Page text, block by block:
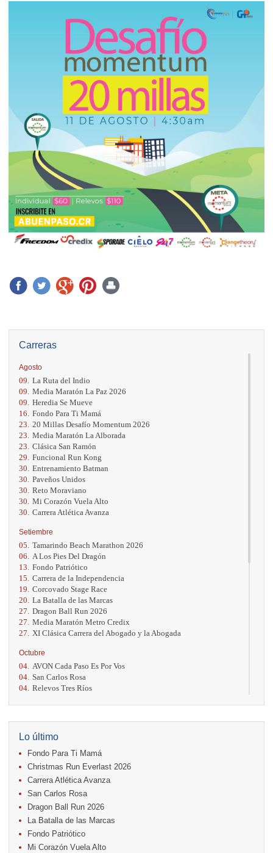
Carreras
Agosto
09. La Ruta del Indio
09. Media Maratón La Paz 2026
09. Heredia Se Mueve
16. Fondo Para Ti Mamá
23. 20 Millas Desafío Momentum 2026
23. Media Maratón La Alborada
23. Clásica San Ramón
29. Funcional Run Kong
30. Entrenamiento Batman
30. Paveños Unidos
30. Reto Moraviano
30. Mi Corazón Vuela Alto
30. Carrera Atlética Avanza
Setiembre
05. Tamarindo Beach Marathon 2026
06.
A Los Pies Del Dragón
13. Fondo Patriótico
15. Carrera de la Independencia
19. Corcovado Stage Race
20. La Batalla de las Marcas
27. Dragon Ball Run 2026
27. Media Maratón Metro Credix
27.
XI Clásica Carrera del Abogado y la Abogada
Octubre
04. AVON Cada Paso Es Por Vos
04. San Carlos Rosa
04. Relevos Tres Ríos
17. Caribe Paradise Run
18.
Casa Turire Trail Run
18. Warriors Run Circuit
18. Samsung Jacó Beach Half Marathon 2026
25. KRun by Under Armour
25. Run Alajuela
Noviembre
08. Lindora Run
15. Entre Pan y Rosas
Diciembre
Lo último
Fondo Para Ti Mamá
Christmas Run Everlast 2026
Carrera Atlética Avanza
San Carlos Rosa
Dragon Ball Run 2026
La Batalla de las Marcas
Fondo Patriótico
Mi Corazón Vuela Alto